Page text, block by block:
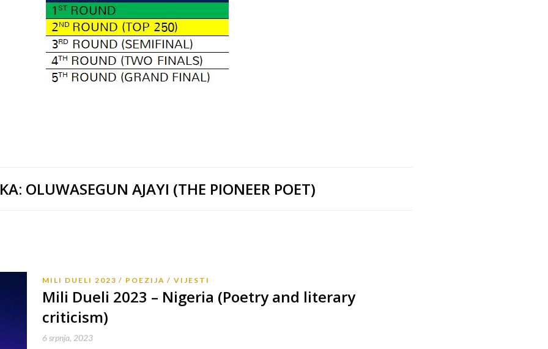
OLUWASEGUN AJAYI (THE PIONEER POET)
MILI DUELI 2023 POEZIJA VIJESTI
Mili Dueli 2023 – Nigeria (Poetry and literary
criticism)
6 srpnja, 2023